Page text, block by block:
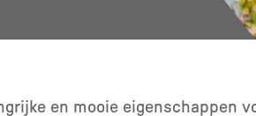
en mooie eigenschappen